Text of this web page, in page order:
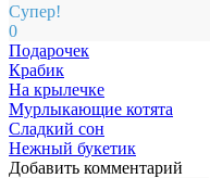
Супер!
0
Подарочек
Крабик
На крылечке
Мурлыкающие котята
Сладкий сон
Нежный букетик
Добавить комментарий